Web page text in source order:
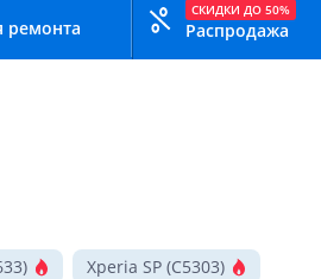
ремонта
СКИДКИ ДО 50%
Распродажа
Xperia SP (C5303)